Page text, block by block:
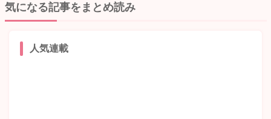
気になる記事をまとめ読み
人気連載